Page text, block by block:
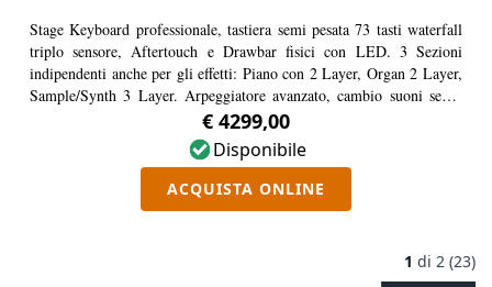
Stage Keyboard professionale, tastiera semi pesata 73 tasti waterfall
triplo sensore, Aftertouch e Drawbar fisici con LED. 3 Sezioni
indipendenti anche per gli effetti: Piano con 2 Layer, Organ 2 Layer,
Sample/Synth 3 Layer. Arpeggiatore avanzato, cambio suoni senza
interruzione, sezione effetti rinnovata, morphing, stone wheel, pitch
€ 4299,00
Disponibile
ACQUISTA ONLINE
1 di 2 (23)